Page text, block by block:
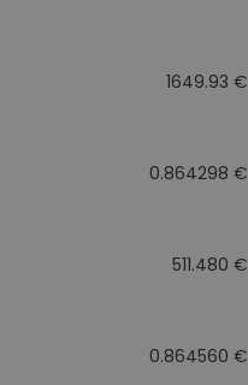
1649.93 €
0.864298 €
511.480 €
0.864560 €